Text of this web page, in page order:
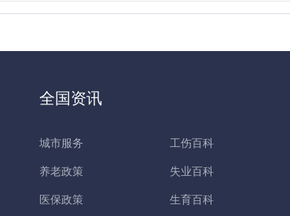
全国资讯
城市服务
养老政策
医保政策
工伤百科
失业百科
生育百科